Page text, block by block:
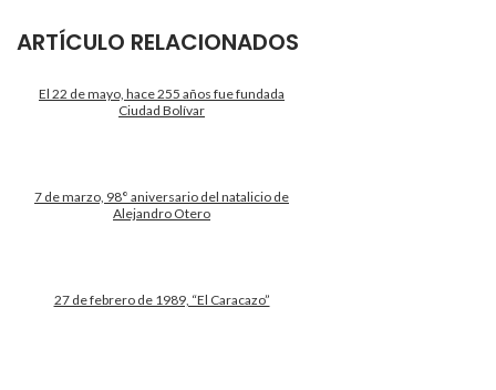
ARTÍCULO RELACIONADOS
El 22 de mayo, hace 255 años fue fundada
Ciudad Bolívar
7 de marzo, 98° aniversario del natalicio de
Alejandro Otero
27 de febrero de 1989, “El Caracazo”